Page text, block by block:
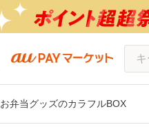
お弁当グッズのカラフルBOX